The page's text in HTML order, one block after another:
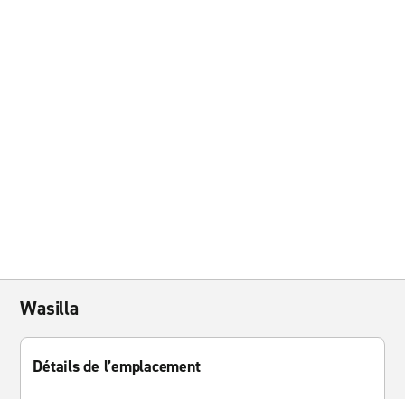
Wasilla
Détails de l’emplacement